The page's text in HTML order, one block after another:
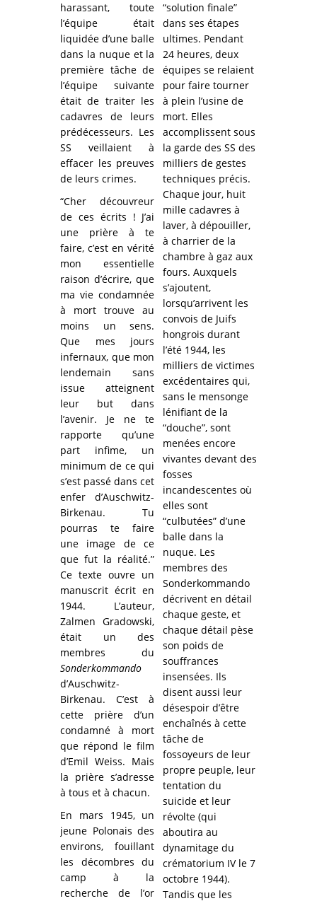
harassant, toute
l’équipe était
liquidée d’une balle
dans la nuque et la
première tâche de
l’équipe suivante
était de traiter les
cadavres de leurs
prédécesseurs. Les
SS veillaient à
effacer les preuves
de leurs crimes.
“Cher découvreur
de ces écrits ! J’ai
une prière à te
faire, c’est en vérité
mon essentielle
raison d’écrire, que
ma vie condamnée
à mort trouve au
moins un sens.
Que mes jours
infernaux, que mon
lendemain sans
issue atteignent
leur but dans
l’avenir. Je ne te
rapporte qu’une
part infime, un
minimum de ce qui
s’est passé dans cet
enfer d’Auschwitz-
Birkenau. Tu
pourras te faire
une image de ce
que fut la réalité.”
Ce texte ouvre un
manuscrit écrit en
1944. L’auteur,
Zalmen Gradowski,
était un des
membres du
Sonderkommando
d’Auschwitz-
Birkenau. C’est à
cette prière d’un
condamné à mort
que répond le film
d’Emil Weiss. Mais
la prière s’adresse
à tous et à chacun.
En mars 1945, un
jeune Polonais des
environs, fouillant
les décombres du
camp à la
recherche de l’or
“solution finale”
dans ses étapes
ultimes. Pendant
24 heures, deux
équipes se relaient
pour faire tourner
à plein l’usine de
mort. Elles
accomplissent sous
la garde des SS des
milliers de gestes
techniques précis.
Chaque jour, huit
mille cadavres à
laver, à dépouiller,
à charrier de la
chambre à gaz aux
fours. Auxquels
s’ajoutent,
lorsqu’arrivent les
convois de Juifs
hongrois durant
l’été 1944, les
milliers de victimes
excédentaires qui,
sans le mensonge
lénifiant de la
“douche”, sont
menées encore
vivantes devant des
fosses
incandescentes où
elles sont
“culbutées” d’une
balle dans la
nuque. Les
membres des
Sonderkommando
décrivent en détail
chaque geste, et
chaque détail pèse
son poids de
souffrances
insensées. Ils
disent aussi leur
désespoir d’être
enchaînés à cette
tâche de
fossoyeurs de leur
propre peuple, leur
tentation du
suicide et leur
révolte (qui
aboutira au
dynamitage du
crématorium IV le 7
octobre 1944).
Tandis que les